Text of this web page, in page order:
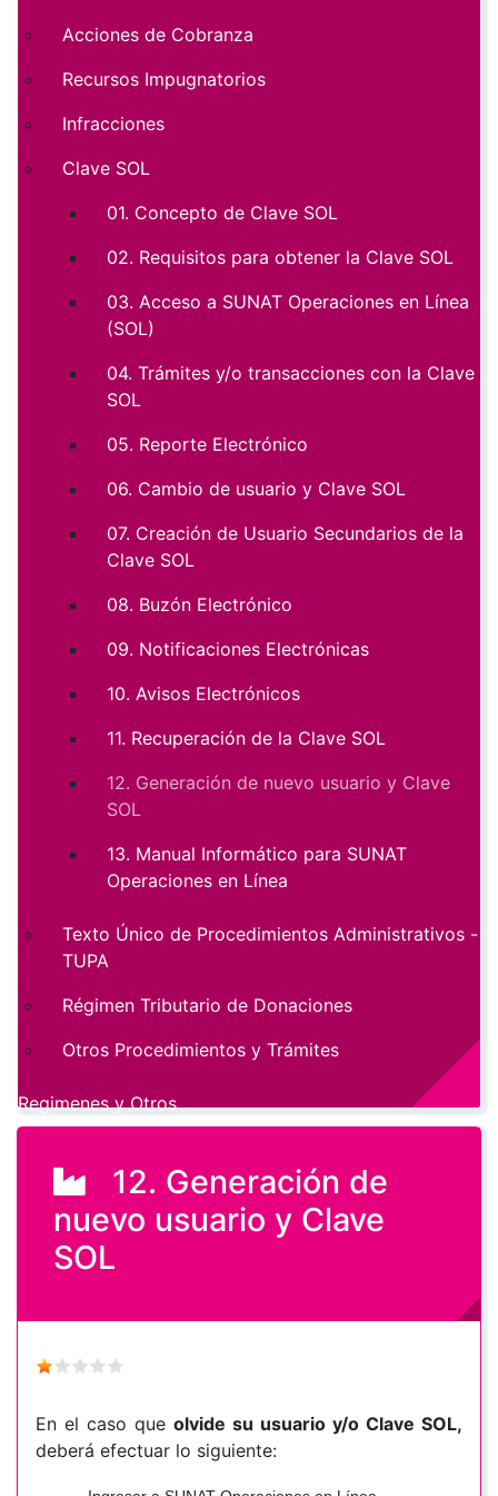
12. Generación de
nuevo usuario y Clave
SOL
En el caso que olvide su usuario y/o Clave SOL,
deberá efectuar lo siguiente:
Acciones de Cobranza
Recursos Impugnatorios
Infracciones
Clave SOL
01. Concepto de Clave SOL
02. Requisitos para obtener la Clave SOL
03. Acceso a SUNAT Operaciones en Línea
(SOL)
04. Trámites y/o transacciones con la Clave
SOL
05. Reporte Electrónico
06. Cambio de usuario y Clave SOL
07. Creación de Usuario Secundarios de la
Clave SOL
08. Buzón Electrónico
09. Notificaciones Electrónicas
10. Avisos Electrónicos
11. Recuperación de la Clave SOL
12. Generación de nuevo usuario y Clave
SOL
13. Manual Informático para SUNAT
Operaciones en Línea
Texto Único de Procedimientos Administrativos -
TUPA
Régimen Tributario de Donaciones
Otros Procedimientos y Trámites
Regimenes y Otros